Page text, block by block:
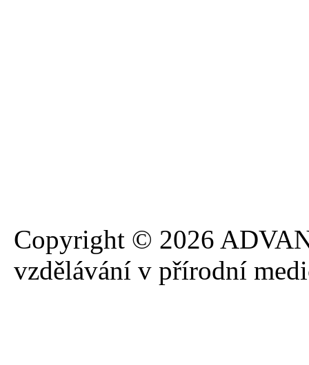
Copyright © 2026
vzdělávání v přírodní